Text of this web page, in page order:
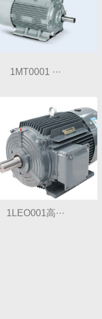
1MT0001 ···
1LEO001高···